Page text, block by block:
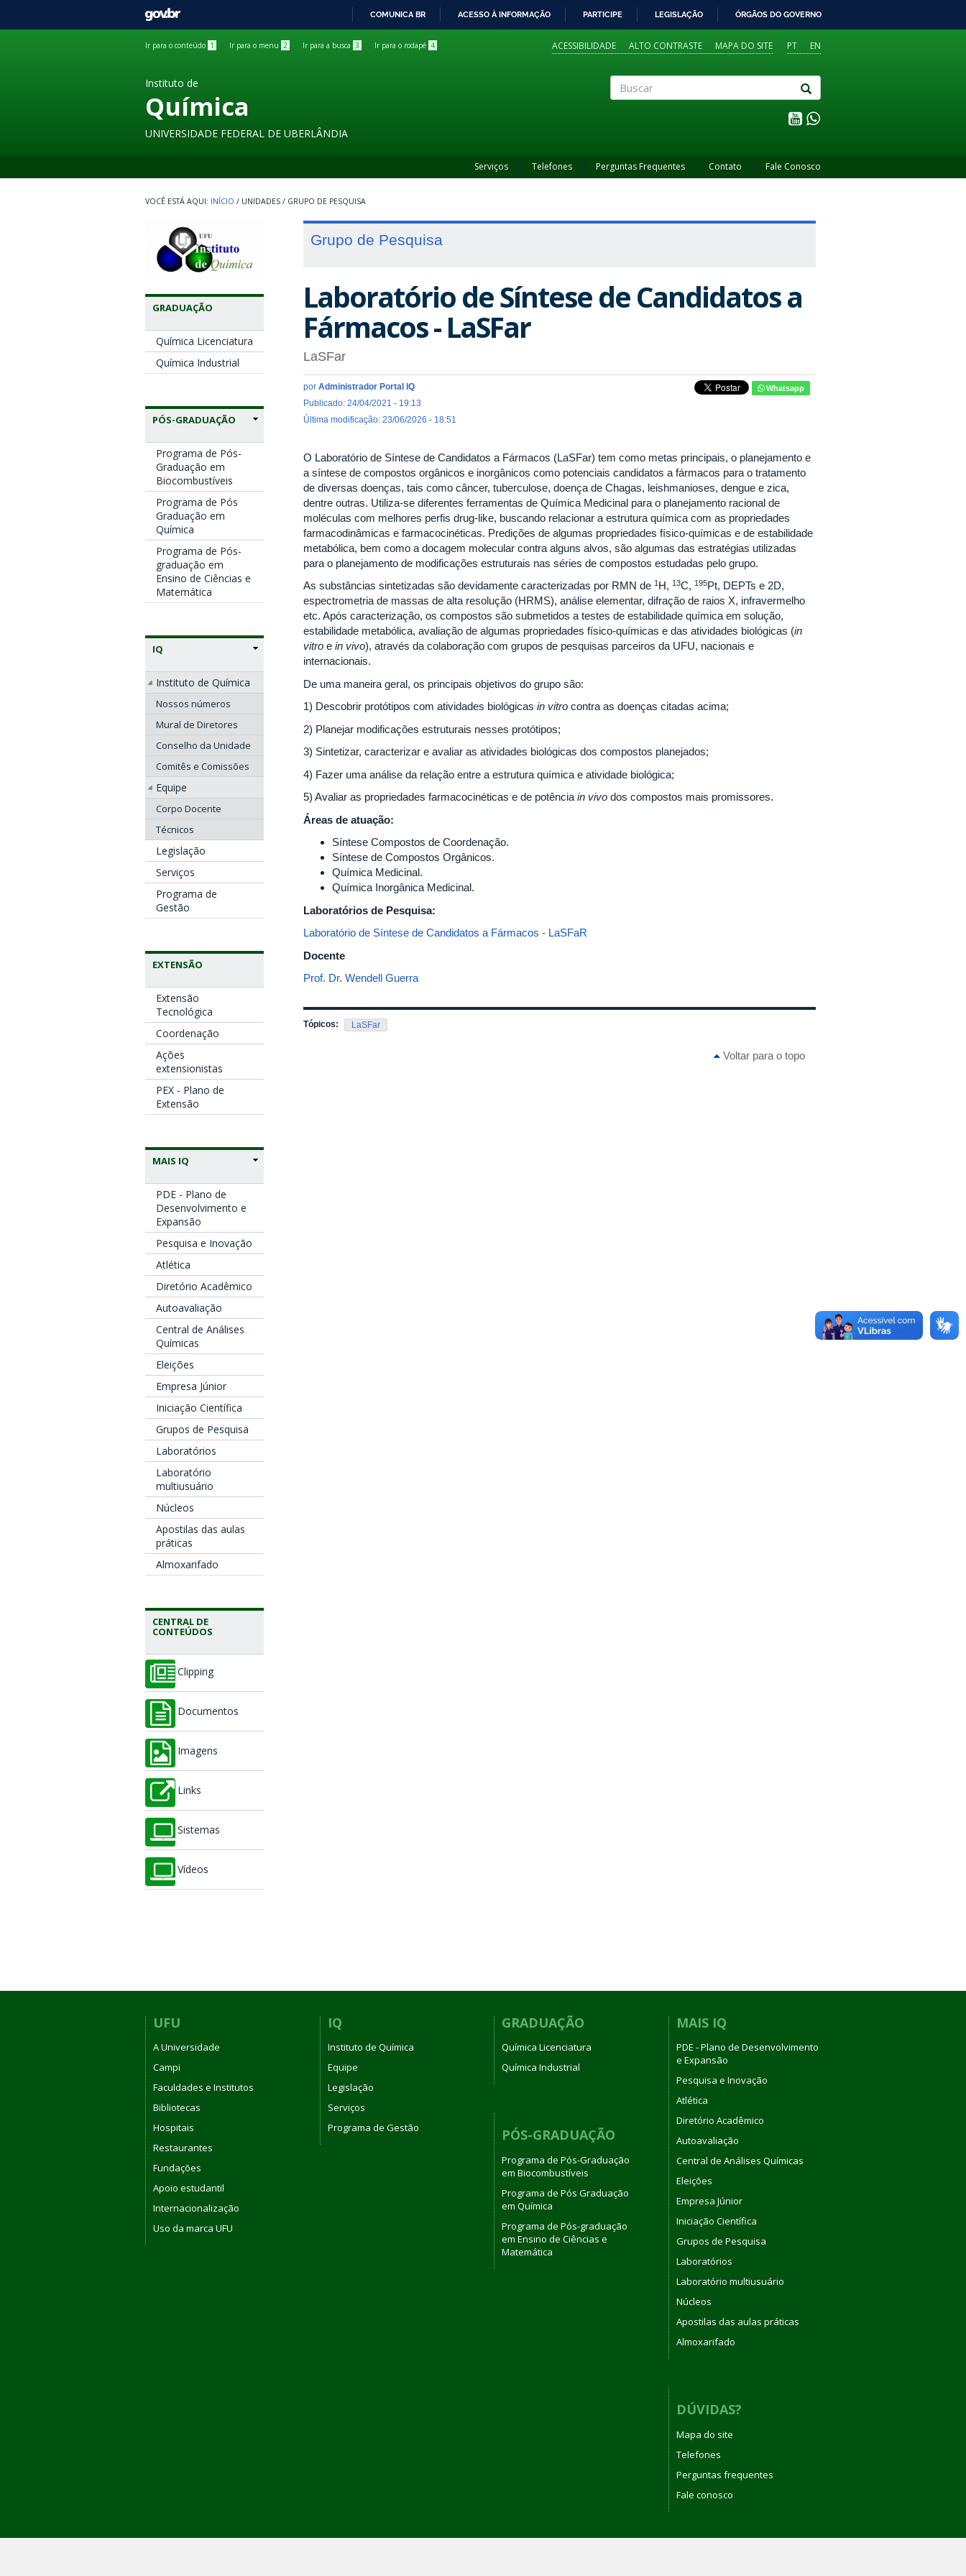
GOVBR
COMUNICA BR ACESSO À INFORMAÇÃO PARTICIPE LEGISLAÇÃO ÓRGÃOS DO GOVERNO
Ir para o conteúdo 1 Ir para o menu 2 Ir para a busca 3 Ir para o rodapé 4 PT EN
ACESSIBILIDADE ALTO CONTRASTE MAPA DO SITE
Instituto de
Química
UNIVERSIDADE FEDERAL DE UBERLÂNDIA
Serviços Telefones Perguntas Frequentes Contato Fale Conosco
INÍCIO / UNIDADES / GRUPO DE PESQUISA
GRADUAÇÃO
Química Licenciatura
Química Industrial
PÓS-GRADUAÇÃO
Programa de Pós-
Graduação em
Biocombustíveis
Programa de Pós
Graduação em
Química
Programa de Pós-
graduação em
Ensino de Ciências e
Matemática
IQ
Instituto de Química
Nossos números
Mural de Diretores
Conselho da Unidade
Comitês e Comissões
Equipe
Corpo Docente
Técnicos
Legislação
Serviços
Programa de
Gestão
EXTENSÃO
Extensão
Tecnológica
Coordenação
Ações
extensionistas
PEX - Plano de
Extensão
MAIS IQ
PDE - Plano de
Desenvolvimento e
Expansão
Pesquisa e Inovação
Atlética
Diretório Acadêmico
Autoavaliação
Central de Análises
Químicas
Eleições
Empresa Júnior
Iniciação Científica
Grupos de Pesquisa
Laboratórios
Laboratório
multiusuário
Núcleos
Apostilas das aulas
práticas
Almoxarifado
CENTRAL DE
CONTEÚDOS
Clipping
Documentos
Imagens
Links
Sistemas
Vídeos
Grupo de Pesquisa
Laboratório de Síntese de Candidatos a
Fármacos - LaSFar
LaSFar
por Administrador Portal IQ
Publicado: 24/04/2021 - 19:13
Última modificação: 23/06/2026 - 18:51
Whatsapp
O Laboratório de Síntese de Candidatos a Fármacos (LaSFar) tem como metas principais, o planejamento e
a síntese de compostos orgânicos e inorgânicos como potenciais candidatos a fármacos para o tratamento
de diversas doenças, tais como câncer, tuberculose, doença de Chagas, leishmanioses, dengue e zica,
dentre outras. Utiliza-se diferentes ferramentas de Química Medicinal para o planejamento racional de
moléculas com melhores perfis drug-like, buscando relacionar a estrutura química com as propriedades
farmacodinâmicas e farmacocinéticas. Predições de algumas propriedades físico-químicas e de estabilidade
metabólica, bem como a docagem molecular contra alguns alvos, são algumas das estratégias utilizadas
para o planejamento de modificações estruturais nas séries de compostos estudadas pelo grupo.
As substâncias sintetizadas são devidamente caracterizadas por RMN de 1 H, 13C, 195Pt, DEPTs e 2D,
espectrometria de massas de alta resolução (HRMS), análise elementar, difração de raios X, infravermelho
etc. Após caracterização, os compostos são submetidos a testes de estabilidade química em solução,
estabilidade metabólica, avaliação de algumas propriedades físico-químicas e das atividades biológicas (in
vitro e in vivo), através da colaboração com grupos de pesquisas parceiros da UFU, nacionais e
internacionais.
De uma maneira geral, os principais objetivos do grupo são:
1) Descobrir protótipos com atividades biológicas in vitro contra as doenças citadas acima;
2) Planejar modificações estruturais nesses protótipos;
3) Sintetizar, caracterizar e avaliar as atividades biológicas dos compostos planejados;
4) Fazer uma análise da relação entre a estrutura química e atividade biológica;
5) Avaliar as propriedades farmacocinéticas e de potência in vivo dos compostos mais promissores.
Áreas de atuação:
Síntese Compostos de Coordenação.
Síntese de Compostos Orgânicos.
Química Medicinal.
Química Inorgânica Medicinal.
Laboratórios de Pesquisa:
Laboratório de Síntese de Candidatos a Fármacos - LaSFaR
Docente
Prof. Dr. Wendell Guerra
Tópicos: LaSFar
Voltar para o topo
UFU
A Universidade
Campi
Faculdades e Institutos
Bibliotecas
Hospitais
Restaurantes
Fundações
Apoio estudantil
Internacionalização
Uso da marca UFU
IQ
Instituto de Química
Equipe
Legislação
Serviços
Programa de Gestão
GRADUAÇÃO
Química Licenciatura
Química Industrial
PÓS-GRADUAÇÃO
Programa de Pós-Graduação
em Biocombustíveis
Programa de Pós Graduação
em Química
Programa de Pós-graduação
em Ensino de Ciências e
Matemática
MAIS IQ
PDE - Plano de Desenvolvimento
e Expansão
Pesquisa e Inovação
Atlética
Diretório Acadêmico
Autoavaliação
Central de Análises Químicas
Eleições
Empresa Júnior
Iniciação Científica
Grupos de Pesquisa
Laboratórios
Laboratório multiusuário
Núcleos
Apostilas das aulas práticas
Almoxarifado
DÚVIDAS?
Mapa do site
Telefones
Perguntas frequentes
Fale conosco